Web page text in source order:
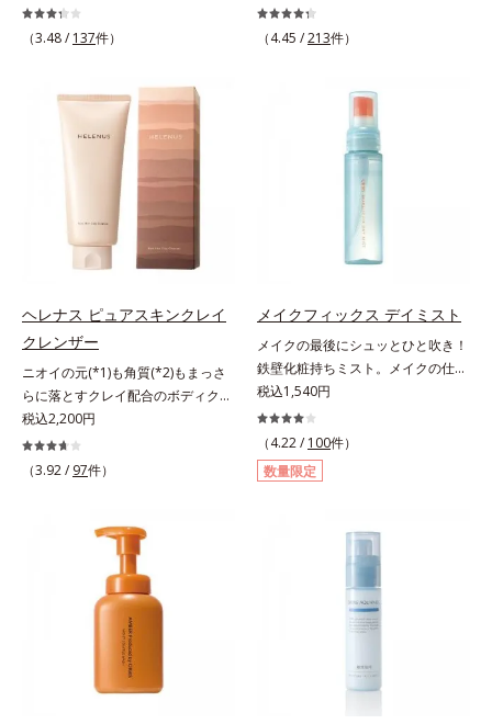
つけている間に保湿成分が肌へ浸透
(*2)するスキンコンディショニング
瞬間、保湿成分が浸透しうるおいを
与えます。キメを整え、磨かれたよ
うな透明感とツヤを生み出すこと
で、“つるん”とした光のヴェールを
まとったような仕上がりに。*1 ス
キンフィットカラー成分（酸化チタ
ン、酸化鉄、ステアロイルグルタミ
ン酸2Na）配合＝自然な仕上がりで
肌悩みをカバーする粉体*2 角層ま
させる設計のこと
るおいを両立した、ティントリップ
です。色が長時間唇に密着するオイ
みずしい発色が続きます。また色素
による唇の乾燥を防ぐため、一部の
色素に特殊コーティング処理(*4)を
施し、さらに3種のうるおい・保護
成分(*5)も配合。しっとり感をキー
プし、ぷるんとした唇に。さっとひ
と塗りするだけで、くすみやすい大
人の肌に血色感を与え、唇を自然に
効果による*2 水添ポリイソブテン
*3 色みのこと*4 トリエトキシカプ
リリルシラン配合＝保湿成分*5 ス
クワラン、ヒアルロン酸Na、加水
分解コラーゲン
（3.48 / 137件）
じシリーズの、お風呂で美しいツヤ
髪を叶えるスペシャルヘアマスクで
修成分(*1)が髪の内部まで浸透。さ
らに毛髪保護成分がダメージを受け
ている部位に吸着して、キューティ
クル表面をリペア。髪の内外にアプ
ローチして、乾燥などの外的刺激か
ら守り抜き、ダメージ(*2)を立て直
し(*3)ます。お風呂でシャンプー後
に適量を髪になじませ、置き時間は
軽さで、毛先までするんっとまとま
おうツヤ髪を叶えます。*1 毛髪補
修成分（イソステアリン酸、イソス
テアロイル加水分解コラーゲン、イ
ソステアロイル加水分解シルク、ス
フィンゴ糖脂質、トコフェロール、
グリセリン、糖脂質、BG、イソス
加水分解シルク、スフィンゴ糖脂
質、トコフェロール、グリセリン、
ヒアルロン酸ヒドロキシプロピルト
リモニウム、フェノキシエタノー
ル）*2 髪の乾燥、乾燥によるパサ
（4.45 /213件）
ヘレナス ピュアスキンクレイ
クレンザー
ニオイの元(*1)も角質(*2)もまっさ
らに落とすクレイ配合のボディクレ
ンザー。「へレナス」は、スキンケ
アに強みのあるオルビスとフレグラ
ンスを愛するセントピアによる共同
(*2)もまっさらにオフするボディク
レンザーです。気になるニオイ、ご
わつきの元となるのは、皮脂と古い
角質。汚れの吸着力が強い3種のク
レイ配合(*3)で、皮脂や古い角質、
毛穴汚れまでスッキリ落として、ず
っと触れていたくなるような、しっ
とりうるおったなめらかな素肌に整
税込2,200円
（3.92 / 97件）
メイクフィックス デイミスト
メイクの最後にシュッとひと吹き！
鉄壁化粧持ちミスト。メイクの仕上
げにシュッとひと吹き。肌とメイク
の密着感をピタッと高め、メイクく
ずれを防ぎ、化粧持ちをアップさせ
るミストタイプの化粧水です。くず
れ防止成分(*1)を含む層と美容成分
振って混ぜると、美容成分がくずれ
防止成分を包み込み、メイクの上に
汗・水・皮脂をはじきながら、美容
成分がうるおいをキープ。Wの機能
さらに保湿成分配合でうるおい感が
続き、エアコンなどによる乾燥も防
ぎます。*1 トリメチルシロキシケ
税込1,540円
（4.22 / 100件）
数量限定